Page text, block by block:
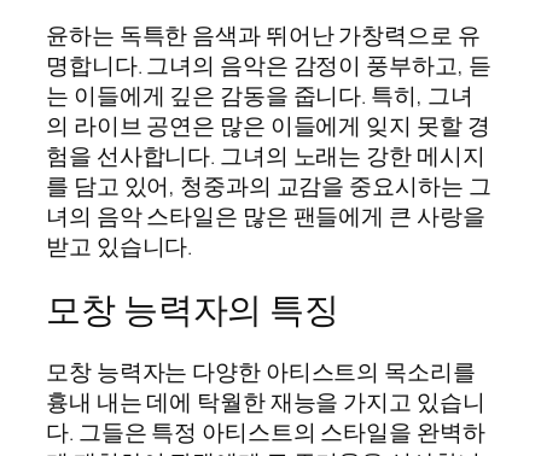
윤하는 독특한 음색과 뛰어난 가창력으로 유
명합니다. 그녀의 음악은 감정이 풍부하고, 듣
는 이들에게 깊은 감동을 줍니다. 특히, 그녀
의 라이브 공연은 많은 이들에게 잊지 못할 경
험을 선사합니다. 그녀의 노래는 강한 메시지
를 담고 있어, 청중과의 교감을 중요시하는 그
녀의 음악 스타일은 많은 팬들에게 큰 사랑을
받고 있습니다.
모창 능력자의 특징
모창 능력자는 다양한 아티스트의 목소리를
흉내 내는 데에 탁월한 재능을 가지고 있습니
다. 그들은 특정 아티스트의 스타일을 완벽하